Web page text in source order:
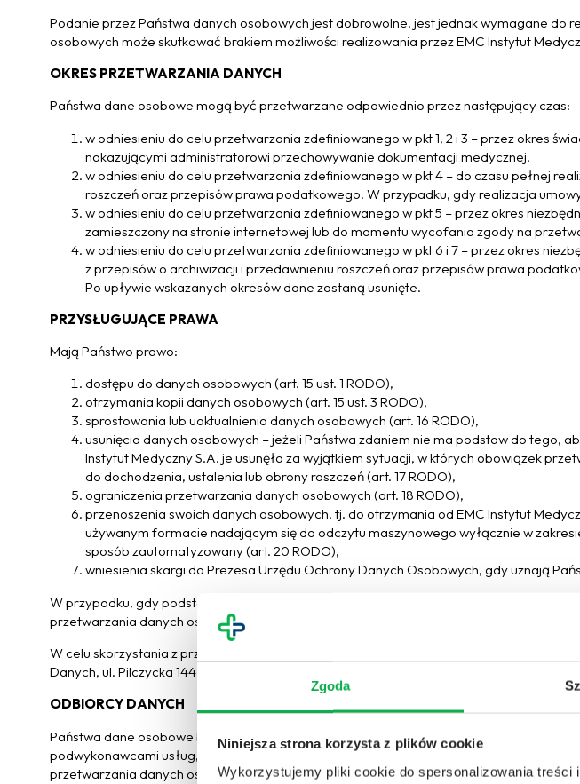
Zgoda
Niniejsza strona korzysta z plików cookie
Wykorzystujemy pliki cookie do spersonalizowania treści
Podanie przez Państwa danych osobowych jest dobrowolne, jest jednak wymagane
osobowych może skutkować brakiem możliwości realizowania przez EMC Instytut
OKRES PRZETWARZANIA DANYCH
Państwa dane osobowe mogą być przetwarzane odpowiednio przez następujący czas:
w odniesieniu do celu przetwarzania zdefiniowanego w pkt 1, 2 i 3 – przez okres
nakazującymi administratorowi przechowywanie dokumentacji medycznej,
w odniesieniu do celu przetwarzania zdefiniowanego w pkt 4 – do czasu pełnej
roszczeń oraz przepisów prawa podatkowego. W przypadku, gdy realizacja
w odniesieniu do celu przetwarzania zdefiniowanego w pkt 5 – przez okres
zamieszczony na stronie internetowej lub do momentu wycofania zgody na
w odniesieniu do celu przetwarzania zdefiniowanego w pkt 6 i 7 – przez okres
z przepisów o archiwizacji i przedawnieniu roszczeń oraz przepisów prawa
Po upływie wskazanych okresów dane zostaną usunięte.
PRZYSŁUGUJĄCE PRAWA
Mają Państwo prawo:
dostępu do danych osobowych (art. 15 ust. 1 RODO),
otrzymania kopii danych osobowych (art. 15 ust. 3 RODO),
sprostowania lub uaktualnienia danych osobowych (art. 16 RODO),
usunięcia danych osobowych – jeżeli Państwa zdaniem nie ma podstaw do tego,
Instytut Medyczny S.A. je usunęła za wyjątkiem sytuacji, w których obowiązek
do dochodzenia, ustalenia lub obrony roszczeń (art. 17 RODO),
ograniczenia przetwarzania danych osobowych (art. 18 RODO),
przenoszenia swoich danych osobowych, tj. do otrzymania od EMC Instytut
używanym formacie nadającym się do odczytu maszynowego wyłącznie w
sposób zautomatyzowany (art. 20 RODO),
wniesienia skargi do Prezesa Urzędu Ochrony Danych Osobowych, gdy uznają
W przypadku, gdy podstawą przetwarzania danych osobowych jest prawnie
przetwarzania danych osobowych (art. 21 RODO).
W celu skorzystania z przysługujących praw, należy kontaktować się z naszym
Danych, ul. Pilczycka 144-148, 54-144 Wrocław lub mailowo pod adresem : iod@emc-sa.pl.
ODBIORCY DANYCH
Państwa dane osobowe będą przetwarzane wyłącznie przez upoważnionych
podwykonawcami usług, z którymi EMC Instytut Medyczny S.A. zawarła umowy o
przetwarzania danych osobowych.